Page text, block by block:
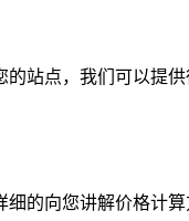
站点，我们可以提
的向您讲解价格计